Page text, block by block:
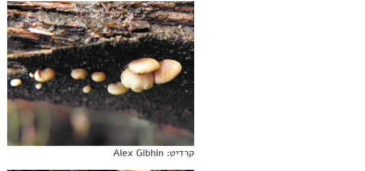
קרדיט: Alex Gibhin